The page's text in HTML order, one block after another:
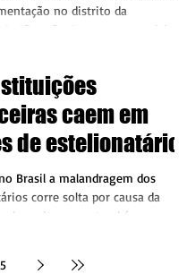
no distrito da
São João O governo municipal
caem em
de estelionatários
Brasil a malandragem dos
corre solta por causa da
de muitos, mas também o que
5